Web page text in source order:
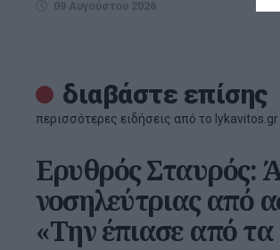
09 Αυγούστου 2026
διαβάστε επίσης
περισσότερες ειδήσεις από το lykavitos.gr
Ερυθρός Σταυρός:
νοσηλεύτριας από
«Την έπιασε από